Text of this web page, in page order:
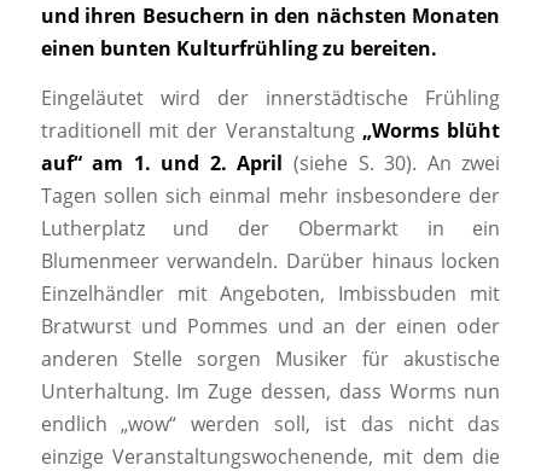
und ihren Besuchern in den nächsten Monaten
einen bunten Kulturfrühling zu bereiten.
Eingeläutet wird der innerstädtische Frühling
traditionell mit der Veranstaltung „Worms blüht
auf“ am 1. und 2. April(siehe S. 30). An zwei
Tagen sollen sich einmal mehr insbesondere der
Lutherplatz und der Obermarkt in ein
Blumenmeer verwandeln. Darüber hinaus locken
Einzelhändler mit Angeboten, Imbissbuden mit
Bratwurst und Pommes und an der einen oder
anderen Stelle sorgen Musiker für akustische
Unterhaltung. Im Zuge dessen, dass Worms nun
endlich „wow“ werden soll, ist das nicht das
einzige Veranstaltungswochenende, mit dem die